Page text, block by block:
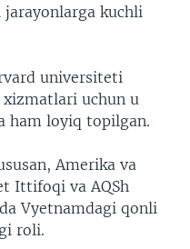
kuchli
universiteti
uchun u
ham loyiq topilgan.
Amerika va
Ittifoqi va AQSh
Vyetnamdagi qonli
roli.